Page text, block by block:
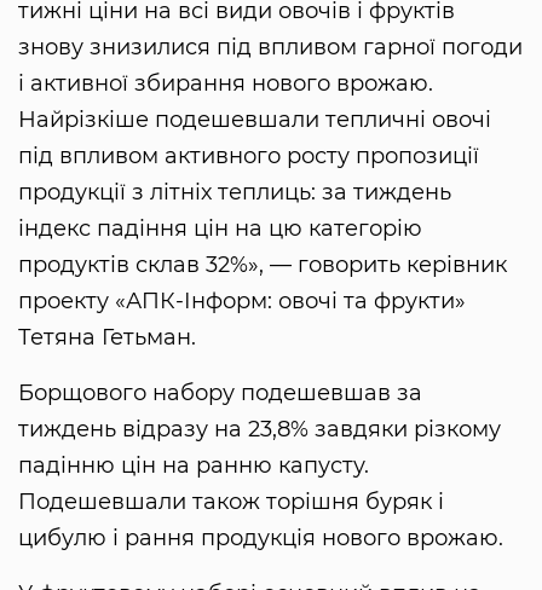
тижні ціни на всі види овочів і фруктів
знову знизилися під впливом гарної погоди
і активної збирання нового врожаю.
Найрізкіше подешевшали тепличні овочі
під впливом активного росту пропозиції
продукції з літніх теплиць: за тиждень
індекс падіння цін на цю категорію
продуктів склав 32%», — говорить керівник
проекту «АПК-Інформ: овочі та фрукти»
Тетяна Гетьман.
Борщового набору подешевшав за
тиждень відразу на 23,8% завдяки різкому
падінню цін на ранню капусту.
Подешевшали також торішня буряк і
цибулю і рання продукція нового врожаю.